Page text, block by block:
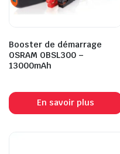
Booster de démarrage
OSRAM OBSL300 –
13000mAh
En savoir plus